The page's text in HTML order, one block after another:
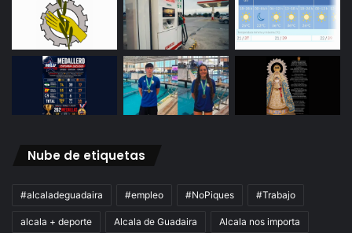
Nube de etiquetas
#alcaladeguadaira #empleo #NoPiques #Trabajo
alcala + deporte Alcala de Guadaira Alcala nos importa